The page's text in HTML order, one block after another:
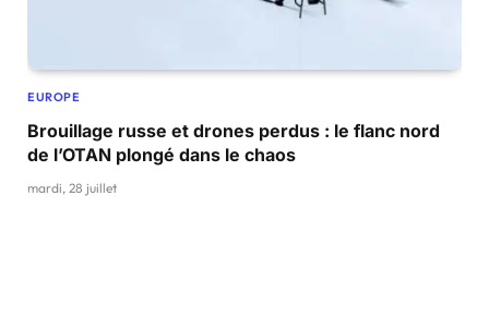
EUROPE
Brouillage russe et drones perdus : le flanc nord
de l’OTAN plongé dans le chaos
mardi, 28 juillet